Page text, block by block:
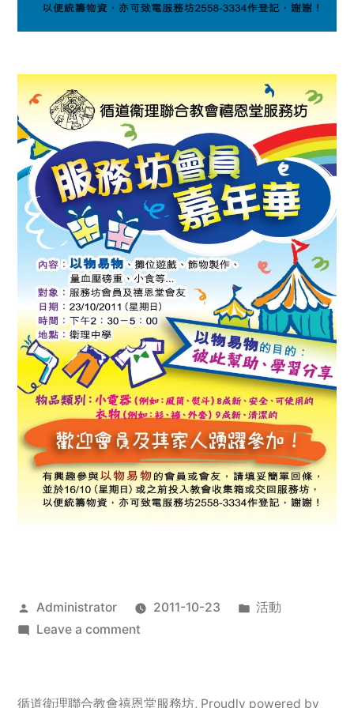
Posted
by
Administrator 2011-10-23
Posted
活動
Leave a commenton
服
循道衛理聯合教會禧恩堂服務坊, Proudly powered by